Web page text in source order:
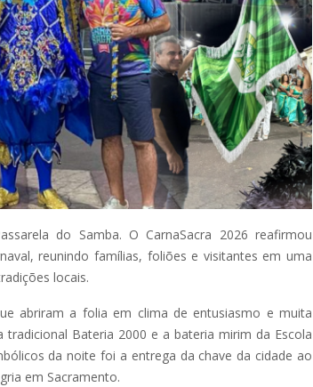
do Samba. O CarnaSacra 2026 reafirmou
reunindo famílias, foliões e visitantes em uma
locais.
abriram a folia em clima de entusiasmo e muita
Bateria 2000 e a bateria mirim da Escola
da noite foi a entrega da chave da cidade ao
em Sacramento.